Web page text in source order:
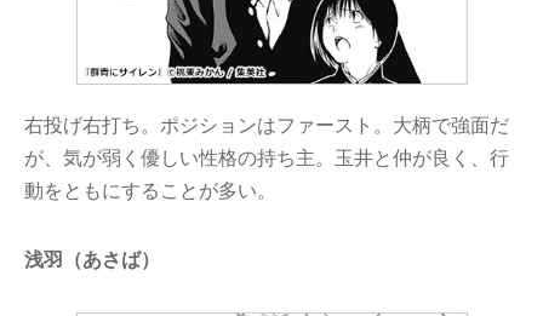
右投げ右打ち。ポジションはファースト。大柄で強面だ
が、気が弱く優しい性格の持ち主。玉井と仲が良く、行
動をともにすることが多い。
浅羽（あさば）